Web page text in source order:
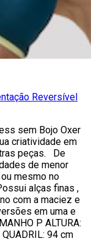
Reversível
sem Bojo Oxer
criatividade em
peças. De
de menor
mesmo no
alças finas ,
com a maciez e
em uma e
P ALTURA:
94 cm